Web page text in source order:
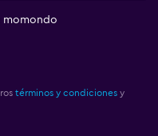
momondo
términos y condiciones y